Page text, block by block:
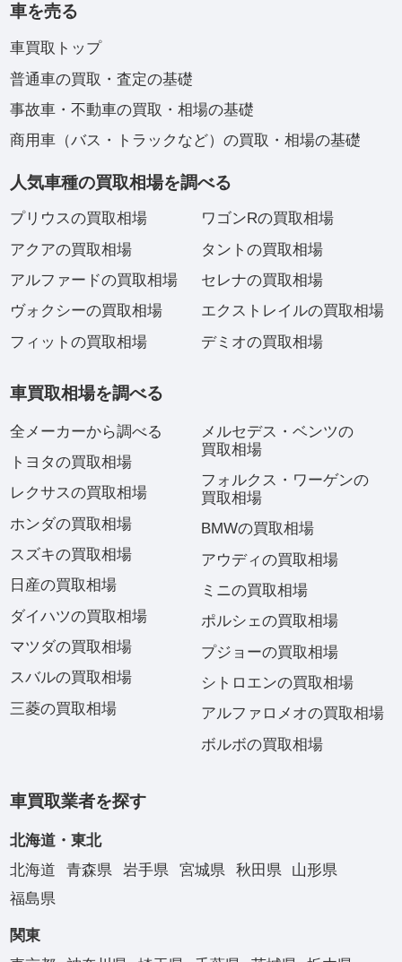
車を売る
車買取トップ
普通車の買取・査定の基礎
事故車・不動車の買取・相場の基礎
商用車（バス・トラックなど）の買取・相場の基礎
人気車種の買取相場を調べる
プリウスの買取相場
アクアの買取相場
アルファードの買取相場
ヴォクシーの買取相場
フィットの買取相場
ワゴンRの買取相場
タントの買取相場
セレナの買取相場
エクストレイルの買取相場
デミオの買取相場
車買取相場を調べる
全メーカーから調べる
トヨタの買取相場
レクサスの買取相場
ホンダの買取相場
スズキの買取相場
日産の買取相場
ダイハツの買取相場
マツダの買取相場
スバルの買取相場
三菱の買取相場
メルセデス・ベンツの
買取相場
フォルクス・ワーゲンの
買取相場
BMWの買取相場
アウディの買取相場
ミニの買取相場
ポルシェの買取相場
プジョーの買取相場
シトロエンの買取相場
アルファロメオの買取相場
ボルボの買取相場
車買取業者を探す
北海道・東北
北海道
青森県 岩手県 宮城県 秋田県
山形県
福島県
関東